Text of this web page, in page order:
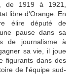
de 1919 à 1921,
libre d'Orange. En
élire député de
pause dans sa
de journalisme à
sa vie, il joue
figurants dans des
de l'équipe sud-